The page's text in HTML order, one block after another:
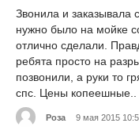
Звонила и заказывала
нужно было на мойке
отлично сделали.
ребята просто на
позвонили, а руки то
спс. Цены копеешные..
Роза 9 мая 2015